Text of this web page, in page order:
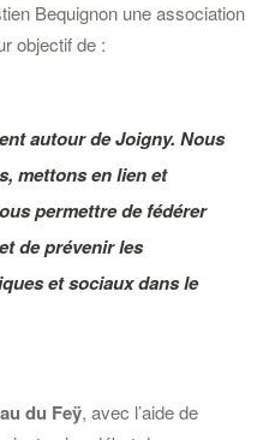
Bequignon une association
objectif de :
autour de Joigny. Nous
mettons en lien et
permettre de fédérer
de prévenir les
et sociaux dans le
du Feÿ, avec l’aide de